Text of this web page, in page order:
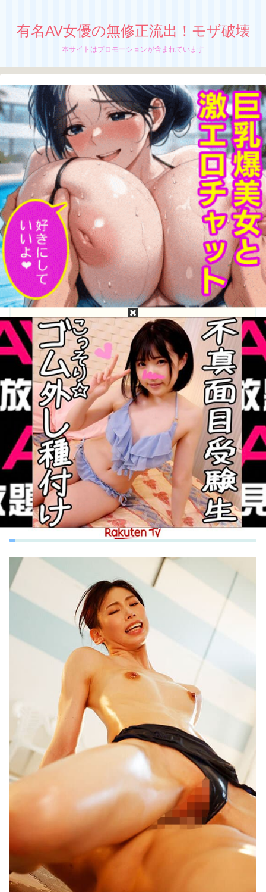
有名AV女優の無修正流出！モザ破壊
本サイトはプロモーションが含まれています
【相葉美沙子】無修正流出！モザイク破
壊！人妻を寝取られイカされる
ちぬう
エロがものすごい人妻、
相葉美沙子の無修正動画が流出中か！？
さっちん
「相葉美沙子」の無修正動画の流出が止まん
ねーぜ！
目次
相葉美沙子って誰？相葉美沙子のプロフィール
相葉美沙子の無修正動画・モザイク破壊は無料で
流出してるか？
相葉美沙子の［広告なし・高画質・高精細］無修
正・モザイク破壊流出動画が見たい！
相葉美沙子って誰？相葉美沙子のプロフ
ィール